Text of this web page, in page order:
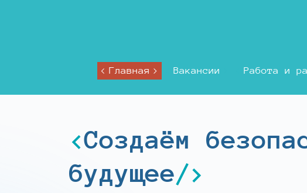
Главная Вакансии Работа и
Создаём
будущее